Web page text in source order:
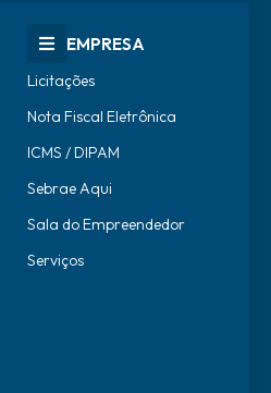
EMPRESA
Licitações
Nota Fiscal Eletrônica
ICMS / DIPAM
Sebrae Aqui
Sala do Empreendedor
Serviços